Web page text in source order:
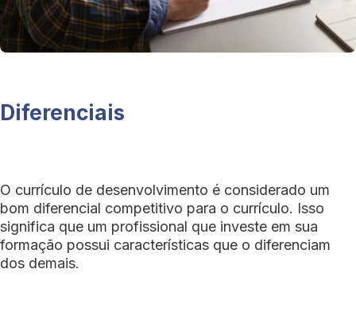
Diferenciais
O currículo de desenvolvimento é considerado um
bom diferencial competitivo para o currículo. Isso
significa que um profissional que investe em sua
formação possui características que o diferenciam
dos demais.